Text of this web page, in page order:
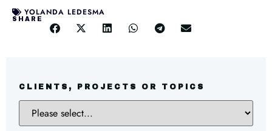
YOLANDA LEDESMA
SHARE
CLIENTS, PROJECTS OR TOPICS